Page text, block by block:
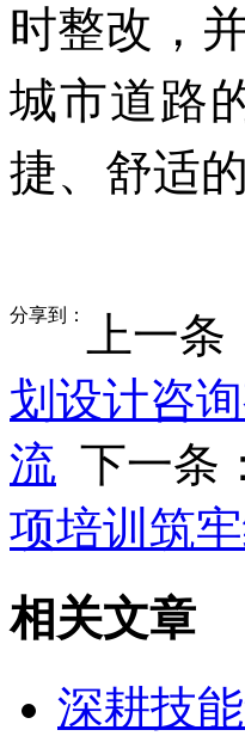
时整改，
城市道路
捷、舒适
分享到： 上一条
划设计咨
流 下一条：
项培训筑
相关文章
深耕技